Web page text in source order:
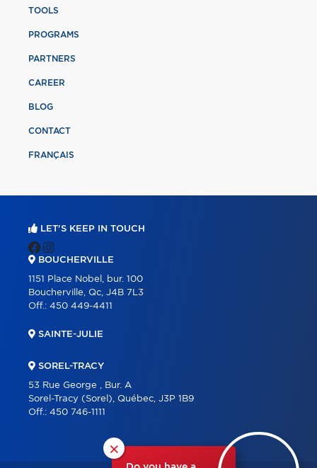
×
TOOLS
PROGRAMS
PARTNERS
CAREER
BLOG
CONTACT
FRANÇAIS
LET'S KEEP IN TOUCH
BOUCHERVILLE
1151 Place Nobel, bur. 100
Boucherville, Qc, J4B 7L3
Off.: 450 449-4411
SAINTE-JULIE
SOREL-TRACY
53 Rue George , Bur. A
Sorel-Tracy (Sorel), Québec, J3P 1B9
Off.: 450 746-1111